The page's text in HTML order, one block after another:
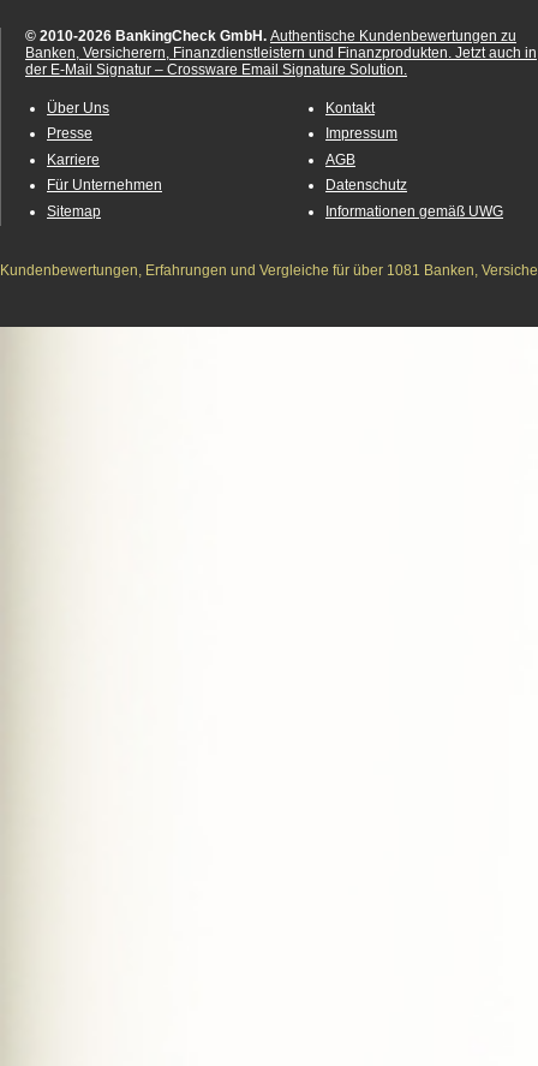
© 2010-2026 BankingCheck GmbH. Authentische Kundenbewertungen zu
Banken, Versicherern, Finanzdienstleistern und Finanzprodukten. Jetzt auch in
der E-Mail Signatur – Crossware Email Signature Solution.
Über Uns
Presse
Karriere
Für Unternehmen
Sitemap
Kontakt
Impressum
AGB
Datenschutz
Informationen gemäß UWG
Kundenbewertungen, Erfahrungen und Vergleiche für über 1081 Banken,